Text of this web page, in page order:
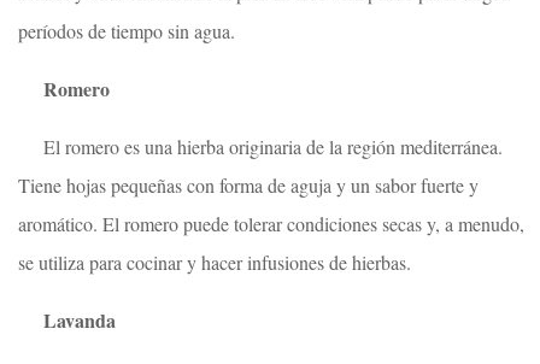
períodos de tiempo sin agua.
Romero
El romero es una hierba originaria de la región mediterránea.
Tiene hojas pequeñas con forma de aguja y un sabor fuerte y
aromático. El romero puede tolerar condiciones secas y, a menudo,
se utiliza para cocinar y hacer infusiones de hierbas.
Lavanda